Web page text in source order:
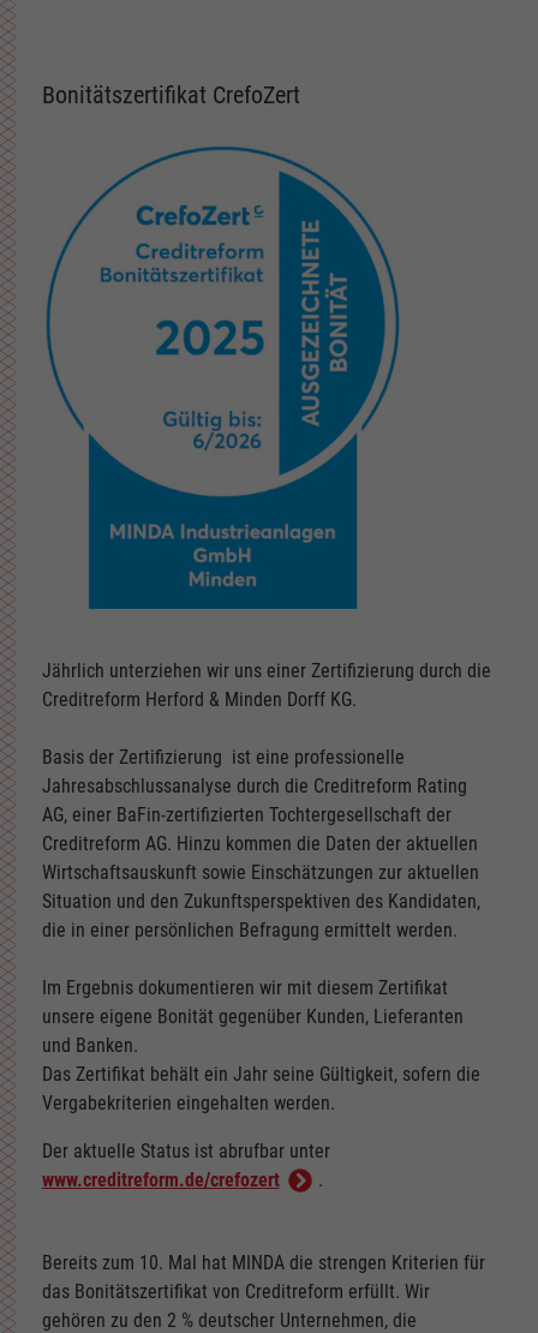
Bonitätszertifikat CrefoZert
Jährlich unterziehen wir uns einer Zertifizierung durch die
Creditreform Herford & Minden Dorff KG.
Basis der Zertifizierung ist eine professionelle
Jahresabschlussanalyse durch die Creditreform Rating
AG, einer BaFin-zertifizierten Tochtergesellschaft der
Creditreform AG. Hinzu kommen die Daten der aktuellen
Wirtschaftsauskunft sowie Einschätzungen zur aktuellen
Situation und den Zukunftsperspektiven des Kandidaten,
die in einer persönlichen Befragung ermittelt werden.
Im Ergebnis dokumentieren wir mit diesem Zertifikat
unsere eigene Bonität gegenüber Kunden, Lieferanten
und Banken.
Das Zertifikat behält ein Jahr seine Gültigkeit, sofern die
Vergabekriterien eingehalten werden.
Der aktuelle Status ist abrufbar unter
www.creditreform.de/crefozert
.
Bereits zum 10. Mal hat MINDA die strengen Kriterien für
das Bonitätszertifikat von Creditreform erfüllt. Wir
gehören zu den 2 % deutscher Unternehmen, die